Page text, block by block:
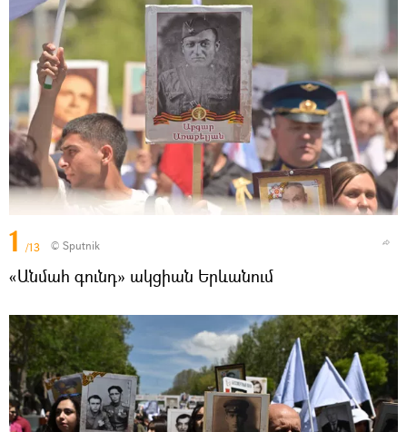
1 /13 © Sputnik
«Անմահ գունդ» ակցիան Երևանում